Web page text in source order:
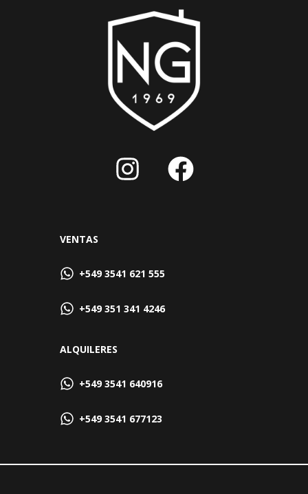
VENTAS
+549 3541 621 555
+549 351 341 4246
ALQUILERES
+549 3541 640916
+549 3541 677123